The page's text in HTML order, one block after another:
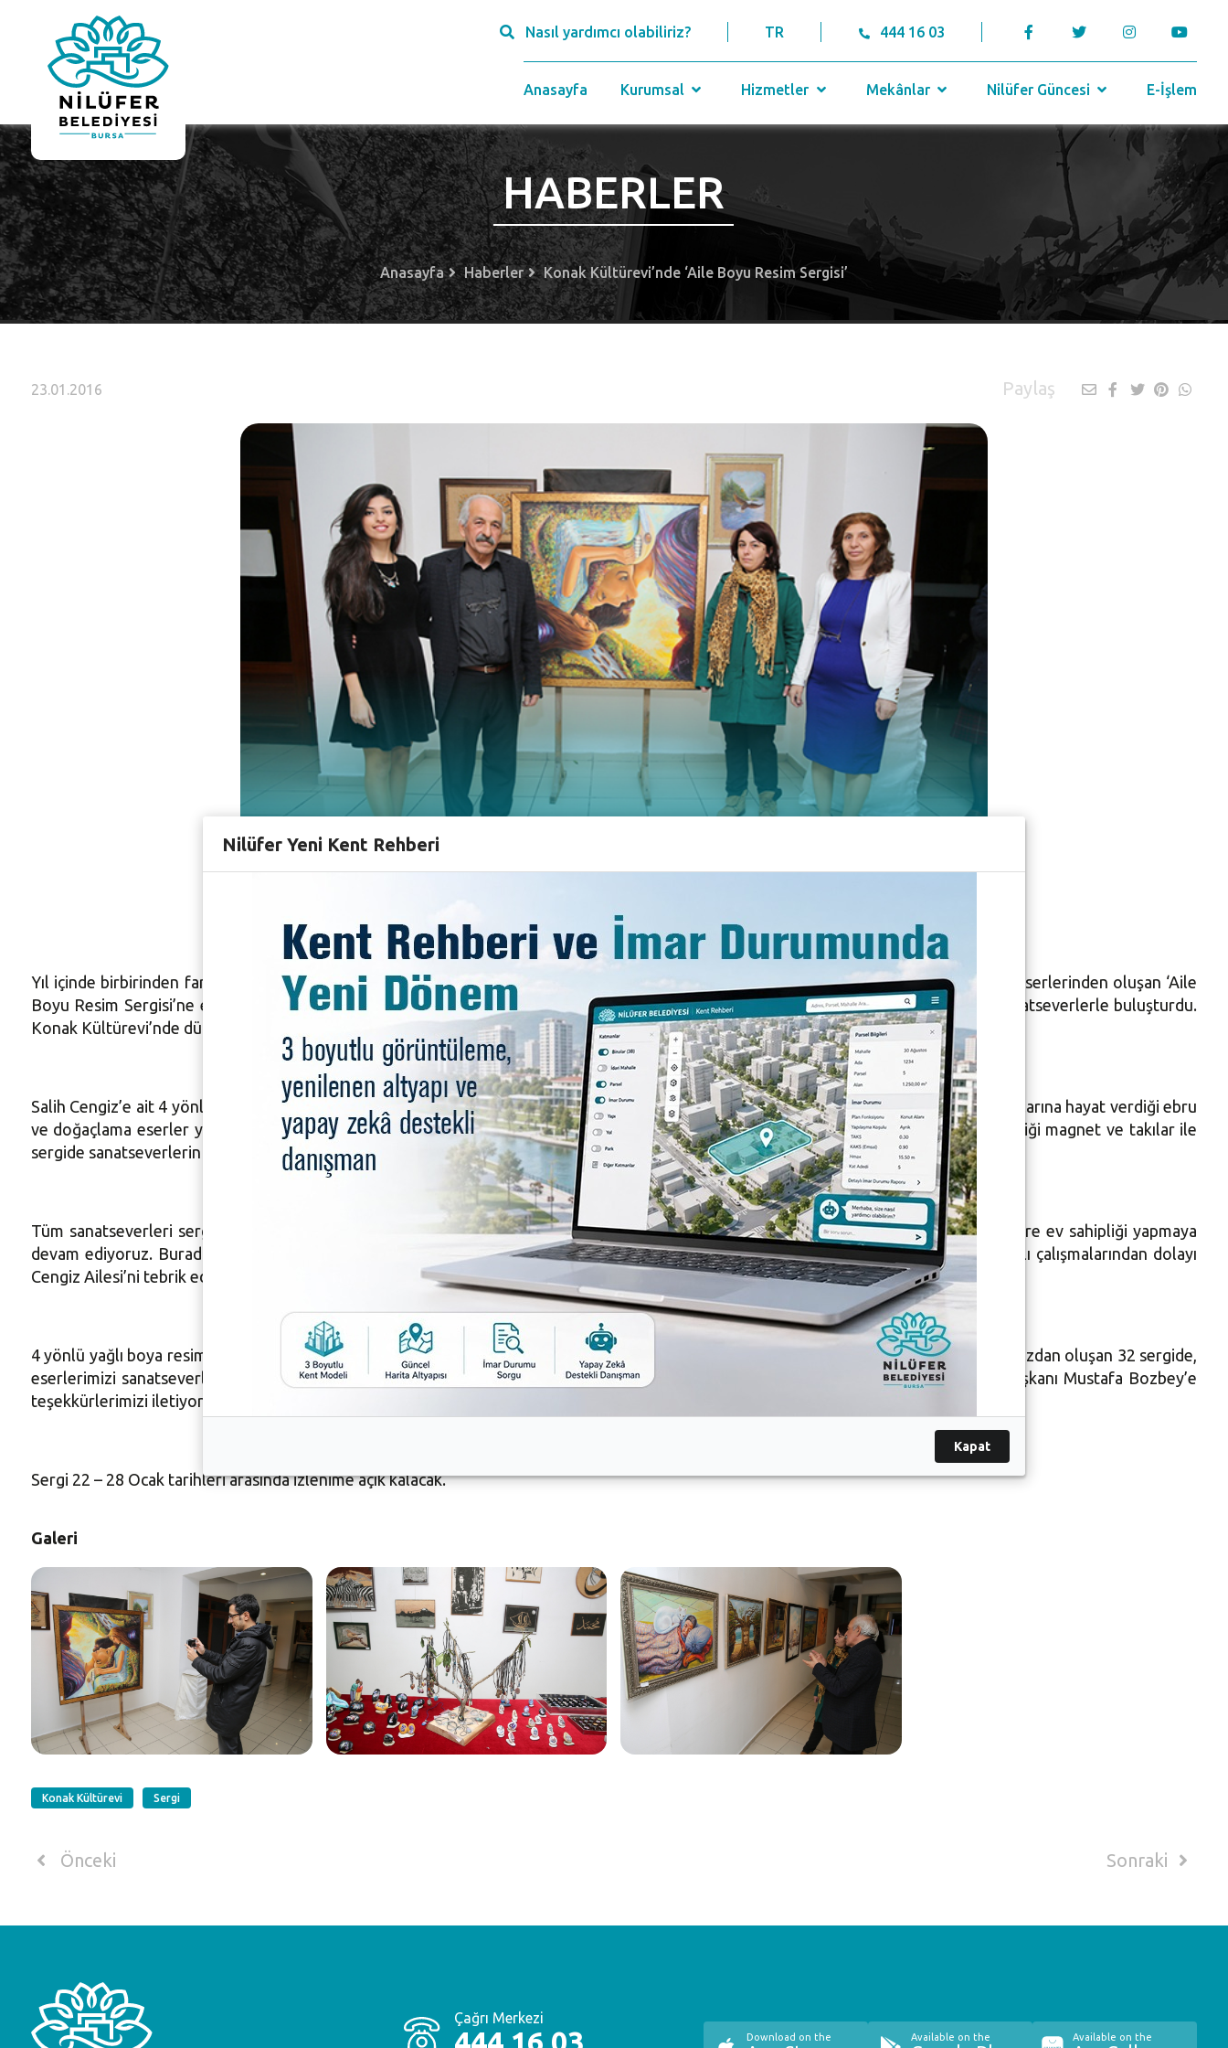
Nasıl yardımcı olabiliriz? TR 444 16 03
Anasayfa Kurumsal Hizmetler Mekânlar Nilüfer Güncesi E-İşlem
HABERLER
Anasayfa Haberler Konak Kültürevi’nde ‘Aile Boyu Resim Sergisi’
23.01.2016 Paylaş
Konak Kültürevi’nde ‘Aile Boyu Resim Sergisi’
Yıl içinde birbirinden farklı sergilere ev sahipliği yapan Nilüfer, bu kez Salih Cengiz, eşi Şükran Cengiz ile kızları Jülide Cengiz’in özgün eserlerinden oluşan ‘Aile
Boyu Resim Sergisi’ne ev sahipliği yapıyor. Türkiye’nin bir çok kentinde sergi açan Cengiz ailesi, Bursa’daki ilk sergilerini Nilüfer’de sanatseverlerle buluşturdu.
Konak Kültürevi’nde düzenlenen serginin açılışına Nilüfer Belediyesi Meclis Üyesi Pınar Göz ile çok sayıda sanatsever katıldı.
Salih Cengiz’e ait 4 yönlü sürrealist eserler ile telis ve kadife üzerine yağlı boya resimlerin bulunduğu sergide, Şükran Cengiz’in deniz taşlarına hayat verdiği ebru
ve doğaçlama eserler yer alıyor. Çiftin kızları Jülide Cengiz de doğal kumlardan ve mermer tozlarından yaptığı ve ‘polikolaj’ ismini verdiği magnet ve takılar ile
sergide sanatseverlerin karşısına çıktı.
Tüm sanatseverleri sergiye davet eden Nilüfer Belediyesi Meclis Üyesi Pınar Göz, ‘Sanatın ve sanatçının kenti Nilüfer’de, farklı sergilere ev sahipliği yapmaya
devam ediyoruz. Burada çok farklı sanat eserleri yer alıyor. Büyük emek harcanarak ortaya çıkan bu eserler mutlaka görülmeli. Başarılı çalışmalarından dolayı
Cengiz Ailesi’ni tebrik ediyorum” şeklinde konuştu.
4 yönlü yağlı boya resimlerinin dünyada bir ilk olduğunu belirten Salih Cengiz de, ‘Türkiye genelinde açmış olduğumuz farklı çalışmalarımızdan oluşan 32 sergide,
eserlerimizi sanatseverlerle buluşturduk. Uzun zamandır Bursa’da sergi açmayı istiyorduk. Bize ev sahipliği yapan Nilüfer Belediye Başkanı Mustafa Bozbey’e
teşekkürlerimizi iletiyoruz. Amacımız herkesi sanat eserleriyle buluşturmak’ ifadelerini kullandı.
Sergi 22 – 28 Ocak tarihleri arasında izlenime açık kalacak.
Galeri
Konak Kültürevi Sergi
Önceki Sonraki
Çağrı Merkezi
Download on the Available on the Available on the
Nilüfer Yeni Kent Rehberi
Kapat